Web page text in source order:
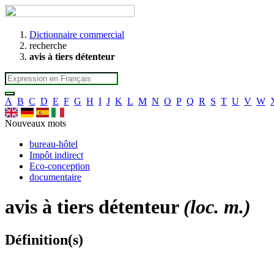
Dictionnaire commercial
recherche
avis à tiers détenteur
A B C D E F G H I J K L M N O P Q R S T U V W
Nouveaux mots
bureau-hôtel
Impôt indirect
Eco-conception
documentaire
avis à tiers détenteur (loc. m.)
Définition(s)